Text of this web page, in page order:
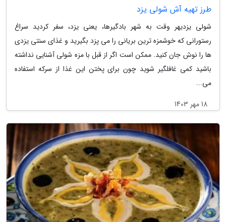
طرز تهیه آش شولی یزد
شولی یزدیهر وقت به شهر بادگیرها، یعنی یزد، سفر کردید سراغ
رستورانی که خوشمزه ترین بریانی را می پزد بگیرید و غذای سنتی یزدی
ها را نوش جان کنید. ممکن است اگر از قبل با مزه شولی آشنایی نداشته
باشید کمی غافلگیر شوید چون برای پختن این غذا از سرکه استفاده
می...
18 مهر 1403